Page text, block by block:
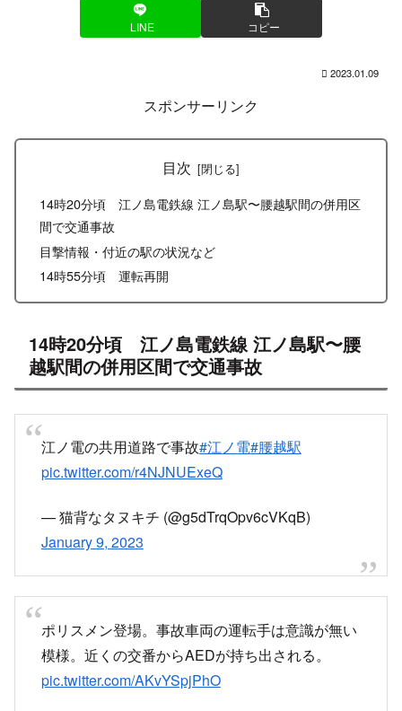
LINE コピー
2023.01.09
スポンサーリンク
目次
14時20分頃 江ノ島電鉄線 江ノ島駅〜腰越駅間の併用区
間で交通事故
目撃情報・付近の駅の状況など
14時55分頃 運転再開
14時20分頃 江ノ島電鉄線 江ノ島駅〜腰
越駅間の併用区間で交通事故
江ノ電の共用道路で事故#江ノ電#腰越駅
pic.twitter.com/r4NJNUExeQ
— 猫背なタヌキチ (@g5dTrqOpv6cVKqB)
January 9, 2023
ポリスメン登場。事故車両の運転手は意識が無い
模様。近くの交番からAEDが持ち出される。
pic.twitter.com/AKvYSpjPhO